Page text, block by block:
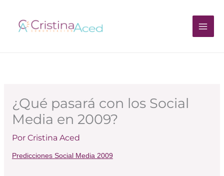
contenido
¿Qué pasará con los Social
Media en 2009?
Por Cristina Aced
Predicciones Social Media 2009